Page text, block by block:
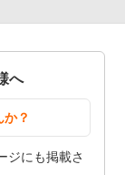
へ
？
ジにも掲載さ